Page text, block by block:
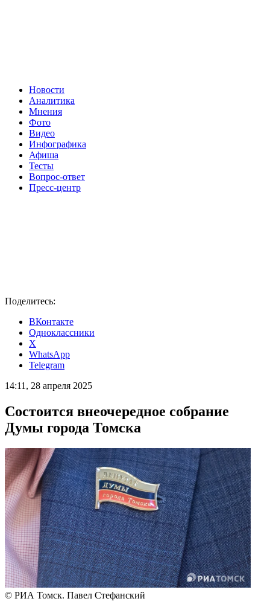
Новости
Аналитика
Мнения
Фото
Видео
Инфографика
Афиша
Тесты
Вопрос-ответ
Пресс-центр
Поделитесь:
ВКонтакте
Одноклассники
X
WhatsApp
Telegram
14:11, 28 апреля 2025
Состоится внеочередное собрание
Думы города Томска
© РИА Томск. Павел Стефанский